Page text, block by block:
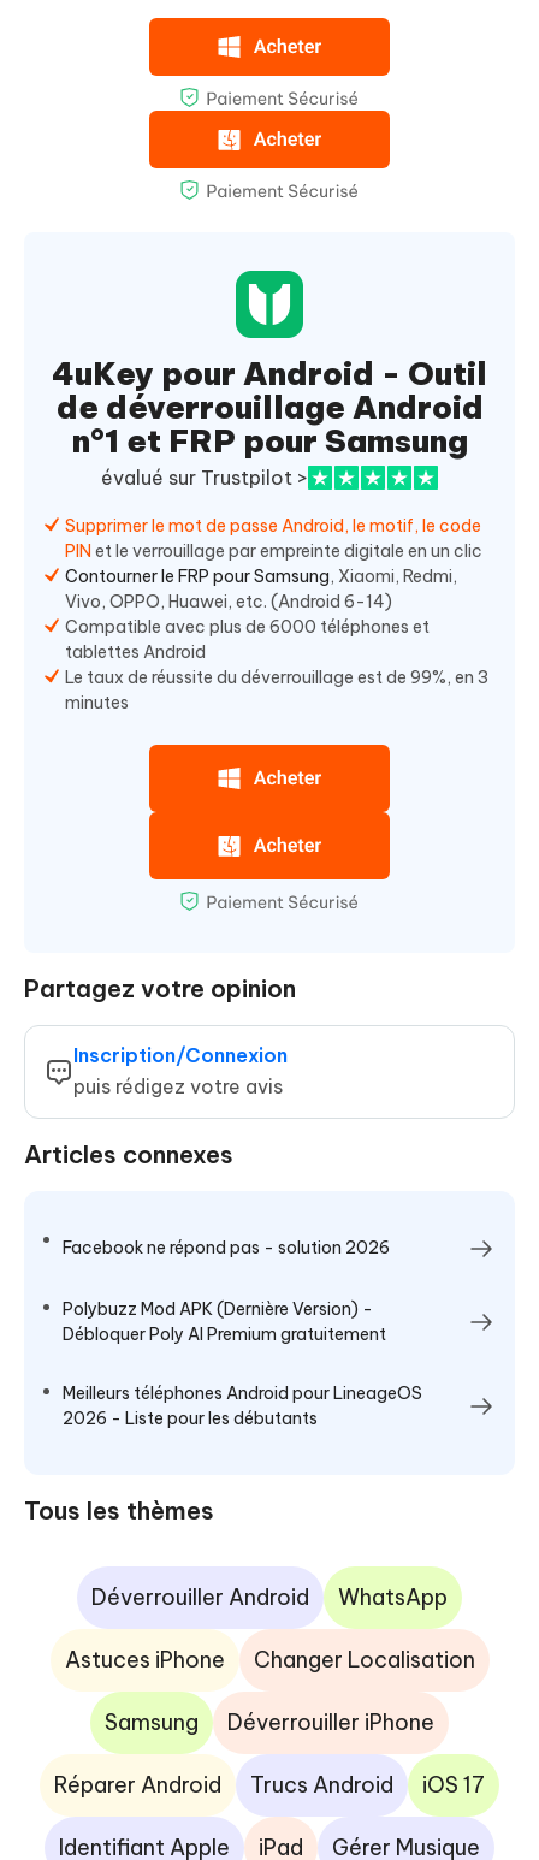
4uKey pour Android - Outil
de déverrouillage Android
n°1 et FRP pour Samsung
évalué sur Trustpilot >
Supprimer le mot de passe Android, le motif, le code
PIN et le verrouillage par empreinte digitale en un clic
Contourner le FRP pour Samsung, Xiaomi, Redmi,
Vivo, OPPO, Huawei, etc. (Android 6-14)
Compatible avec plus de 6000 téléphones et
tablettes Android
Le taux de réussite du déverrouillage est de 99%, en 3
minutes
Partagez votre opinion
Inscription/Connexion
puis rédigez votre avis
Articles connexes
Facebook ne répond pas - solution 2026
Polybuzz Mod APK (Dernière Version) -
Débloquer Poly AI Premium gratuitement
Meilleurs téléphones Android pour LineageOS
2026 - Liste pour les débutants
Tous les thèmes
Déverrouiller Android WhatsApp
Astuces iPhone Changer Localisation
Samsung Déverrouiller iPhone
Réparer Android Trucs Android iOS 17
Identifiant Apple iPad Gérer Musique